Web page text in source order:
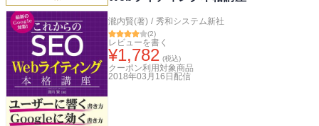
瀧内賢(著) / 秀和システム新社
(2)
レビューを書く
¥1,782 (税込)
クーポン利用対象商品
2018年03月16日 配信